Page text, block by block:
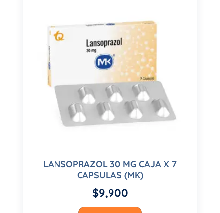
LANSOPRAZOL 30 MG CAJA X 7
CAPSULAS (MK)
$9,900